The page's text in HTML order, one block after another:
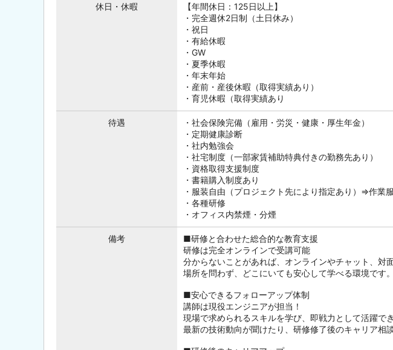
休日・休暇
【年間休日：125日以上】
・完全週休2日制（土日休み）
・祝日
・有給休暇
・GW
・夏季休暇
・年末年始
・産前・産後休暇（取得実績あり）
・育児休暇（取得実績あり
待遇
・社会保険完備（雇用・労災・健康・厚生年金）
・定期健康診断
・社内勉強会
・社宅制度（一部家賃補助特典付きの勤務先あり）
・資格取得支援制度
・書籍購入制度あり
・服装自由（プロジェクト先により指定あり）⇒作業
・各種研修
・オフィス内禁煙・分煙
備考
■研修と合わせた総合的な教育支援
研修は完全オンラインで受講可能
分からないことがあれば、オンラインやチャット、対
場所を問わず、どこにいても安心して学べる環境です。
■安心できるフォローアップ体制
講師は現役エンジニアが担当！
現場で求められるスキルを学び、即戦力として活躍で
最新の技術動向が聞けたり、研修修了後のキャリア相